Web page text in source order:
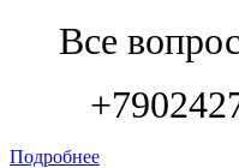
Все
Подробнее